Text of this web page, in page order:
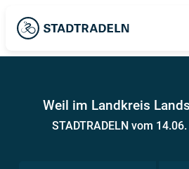
Weil im Landkreis
STADTRADELN vom